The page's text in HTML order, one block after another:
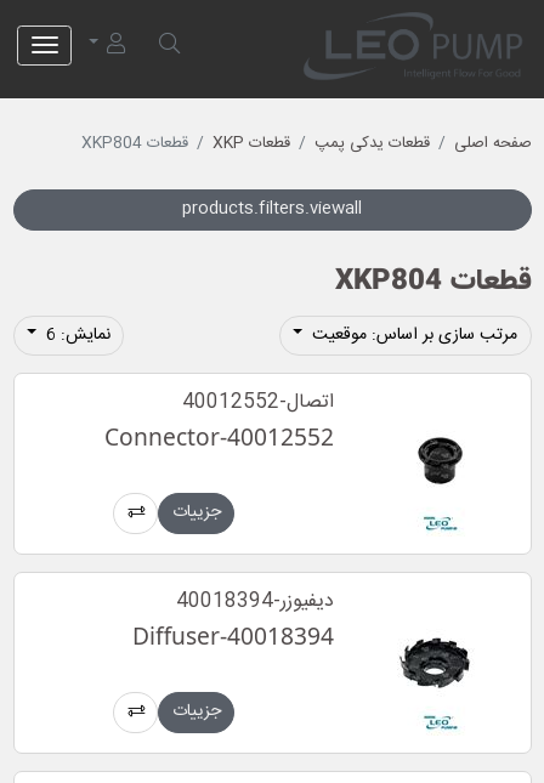
صفحه اصلی قطعات یدکی پمپ قطعات XKP قطعات XKP804
products.filters.viewall
قطعات XKP804
مرتب سازی بر اساس: موقعیت نمایش: 6
اتصال-40012552
Connector-40012552
جزییات
دیفیوزر-40018394
Diffuser-40018394
جزییات